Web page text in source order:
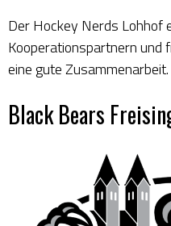
Der Hockey Nerds Lohhof
Kooperationspartnern und
eine gute Zusammenarbeit.
Black Bears